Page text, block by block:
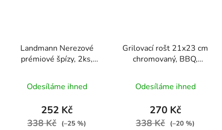
Landmann Nerezové
prémiové špízy, 2ks,
Odesíláme ihned
252 Kč
338 Kč (–25 %)
Grilovací rošt 21x23 cm
chromovaný, BBQ,
Odesíláme ihned
270 Kč
338 Kč (–20 %)